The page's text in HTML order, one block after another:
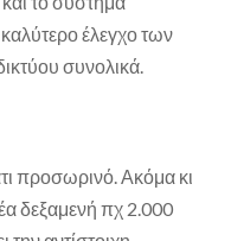
έλεγχο των
συνολικά.
προσωρινό. Ακόμα κι
δεξαμενή πχ 2.000